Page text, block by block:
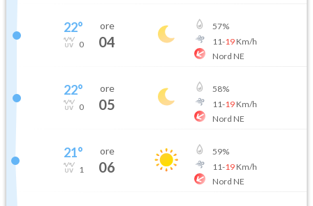
22°
0
ore
04
57%
11-19Km/h
Nord NE
22°
0
ore
05
58%
11-19Km/h
Nord NE
21°
1
ore
06
59%
11-19Km/h
Nord NE